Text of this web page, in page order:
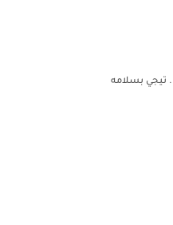
تيجي بسلامه